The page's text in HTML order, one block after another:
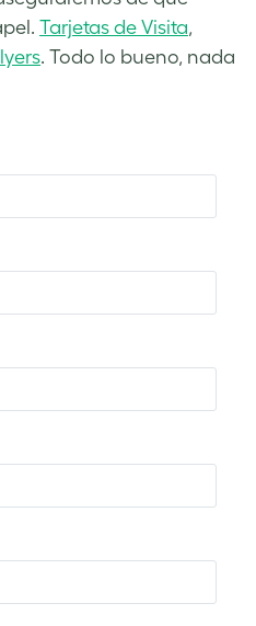
Tarjetas de Visita,
. Todo lo bueno, nada